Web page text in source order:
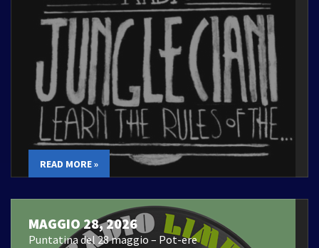
READ MORE »
MAGGIO 28, 2026
Puntatina del 28 maggio – Pot-ere